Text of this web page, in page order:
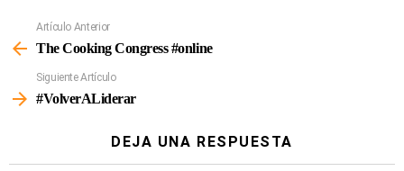
Más
Artículo Anterior
The Cooking Congress #online
Siguiente Artículo
#VolverALiderar
DEJA UNA RESPUESTA